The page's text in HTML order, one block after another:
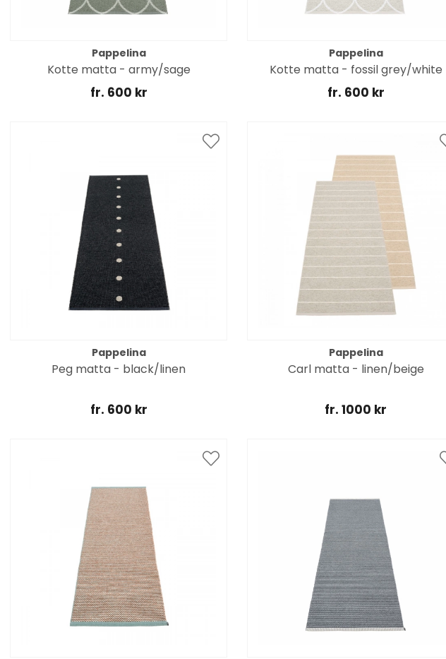
Pappelina
Kotte matta - army/sage
fr. 600 kr
Pappelina
Kotte matta - fossil grey/white
fr. 600 kr
Pappelina
Peg matta - black/linen
fr. 600 kr
Pappelina
Carl matta - linen/beige
fr. 1000 kr